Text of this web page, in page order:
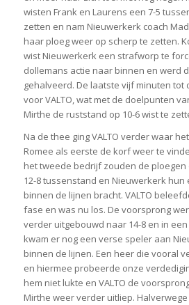
wisten Frank en Laurens een 7-5
zetten en nam Nieuwerkerk coach
haar ploeg weer op scherp te zetten.
wist Nieuwerkerk een strafworp te
dollemans actie naar binnen en werd
gehalveerd. De laatste vijf minuten tot
voor VALTO, wat met de doelpunten
Mirthe de ruststand op 10-6 wist te
Na de thee ging VALTO verder waar
Romee als eerste de korf weer te
het tweede bedrijf zouden de ploegen
12-8 tussenstand en Nieuwerkerk
binnen de lijnen bracht. VALTO
fase en was nu los. De voorsprong
verder uitgebouwd naar 14-8 en in
kwam er nog een verse speler aan
binnen de lijnen. Een heer die vooral
en hiermee probeerde onze
hem niet lukte en VALTO de
Mirthe weer verder uitliep.